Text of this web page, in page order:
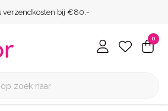
verzendkosten bij €80.-
0